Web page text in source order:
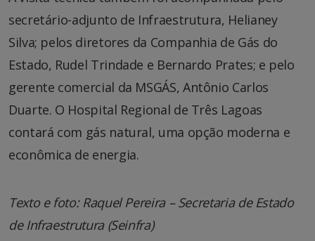
secretário-adjunto de Infraestrutura, Helianey
Silva; pelos diretores da Companhia de Gás do
Estado, Rudel Trindade e Bernardo Prates; e pelo
gerente comercial da MSGÁS, Antônio Carlos
Duarte. O Hospital Regional de Três Lagoas
contará com gás natural, uma opção moderna e
econômica de energia.
Texto e foto: Raquel Pereira – Secretaria de Estado
de Infraestrutura (Seinfra)